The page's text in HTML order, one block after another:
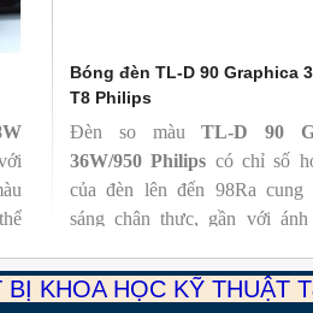
Bóng đèn TL-D 90 Graphica
T8 Philips
Đèn so màuTL-D 90
36W/950 Philips có chỉ số
của đèn lên đến 98Ra cung
sáng chân thực, gần với
rõ ràng, đạt chuẩn màu sắc
tiêu dùng có thể đánh giá màu
KHOA HỌC KỸ THUẬT